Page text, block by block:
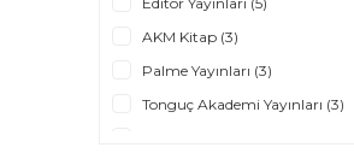
AKM Kitap (3)
Palme Yayınları (3)
Tonguç Akademi Yayınları (3)